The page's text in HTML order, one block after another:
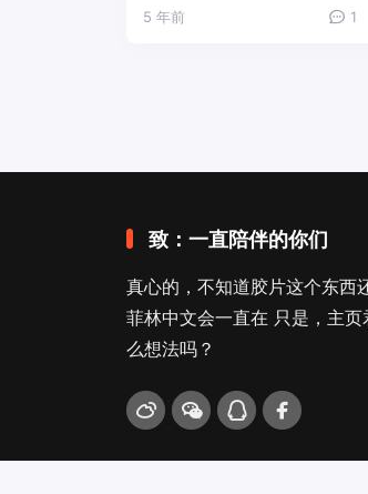
5 年前 1
致：一直陪伴的你们
真心的，不知道胶片这个东西
菲林中文会一直在 只是，主
么想法吗？